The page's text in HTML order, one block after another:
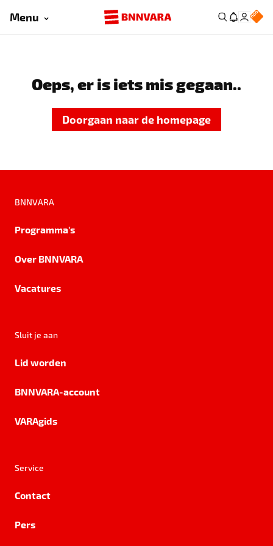
Menu
Oeps, er is iets mis gegaan..
Doorgaan naar de homepage
BNNVARA
Programma's
Over BNNVARA
Vacatures
Sluit je aan
Lid worden
BNNVARA-account
VARAgids
Service
Contact
Pers